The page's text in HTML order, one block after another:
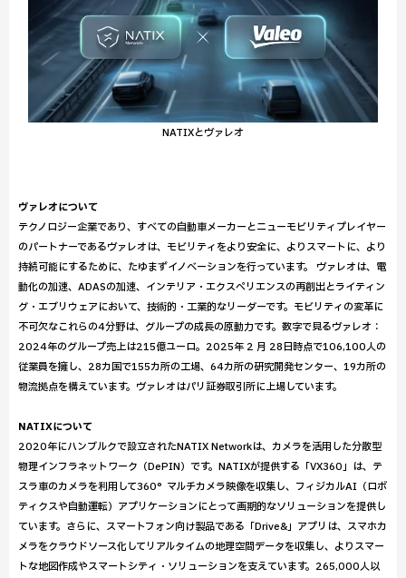
NATIXとヴァレオ
ヴァレオについて
テクノロジー企業であり、すべての自動車メーカーとニューモビリティプレイヤー
のパートナーであるヴァレオは、モビリティをより安全に、よりスマートに、より
持続可能にするために、たゆまずイノベーションを行っています。 ヴァレオは、電
動化の加速、ADASの加速、インテリア・エクスペリエンスの再創出とライティン
グ・エブリウェアにおいて、技術的・工業的なリーダーです。モビリティの変革に
不可欠なこれらの4分野は、グループの成長の原動力です。数字で見るヴァレオ：
2024年のグループ売上は215億ユーロ。2025年 2 月 28日時点で106,100人の
従業員を擁し、28カ国で155カ所の工場、64カ所の研究開発センター、19カ所の
物流拠点を構えています。ヴァレオはパリ証券取引所に上場しています。
NATIXについて
2020年にハンブルクで設立されたNATIX Networkは、カメラを活用した分散型
物理インフラネットワーク（DePIN）です。NATIXが提供する「VX360」は、テ
スラ車のカメラを利用して360°マルチカメラ映像を収集し、フィジカルAI（ロボ
ティクスや自動運転）アプリケーションにとって画期的なソリューションを提供し
ています。さらに、スマートフォン向け製品である「Drive&」アプリは、スマホカ
メラをクラウドソース化してリアルタイムの地理空間データを収集し、よりスマー
トな地図作成やスマートシティ・ソリューションを支えています。265,000人以